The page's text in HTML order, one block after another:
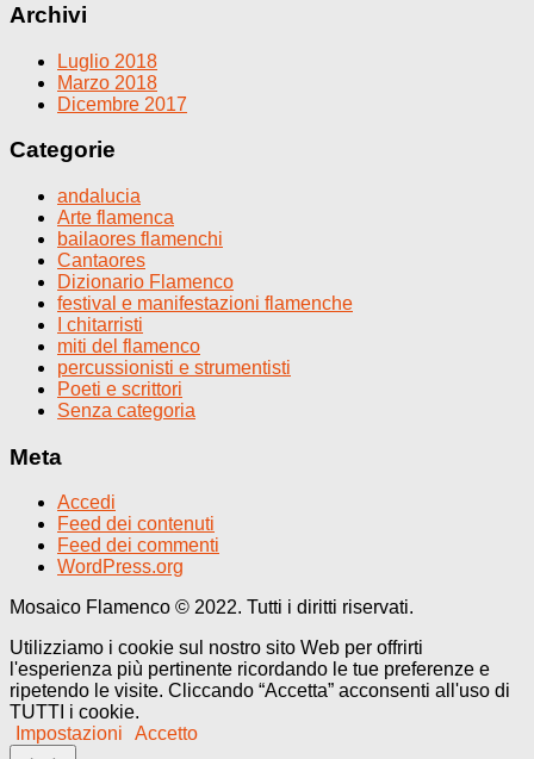
Archivi
Luglio 2018
Marzo 2018
Dicembre 2017
Categorie
andalucia
Arte flamenca
bailaores flamenchi
Cantaores
Dizionario Flamenco
festival e manifestazioni flamenche
I chitarristi
miti del flamenco
percussionisti e strumentisti
Poeti e scrittori
Senza categoria
Meta
Accedi
Feed dei contenuti
Feed dei commenti
WordPress.org
Mosaico Flamenco © 2022. Tutti i diritti riservati.
Utilizziamo i cookie sul nostro sito Web per offrirti
l'esperienza più pertinente ricordando le tue preferenze e
ripetendo le visite. Cliccando “Accetta” acconsenti all'uso di
TUTTI i cookie.
Impostazioni
Accetto